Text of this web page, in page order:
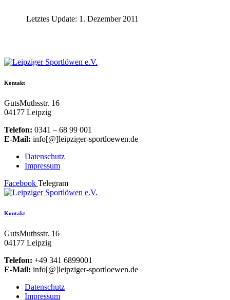
Letztes Update: 1. Dezember 2011
Kontakt
GutsMuthsstr. 16
04177 Leipzig
Telefon: 0341 – 68 99 001
E-Mail: info[@]leipziger-sportloewen.de
Datenschutz
Impressum
Facebook Telegram
Kontakt
GutsMuthsstr. 16
04177 Leipzig
Telefon: +49 341 6899001
E-Mail: info[@]leipziger-sportloewen.de
Datenschutz
Impressum